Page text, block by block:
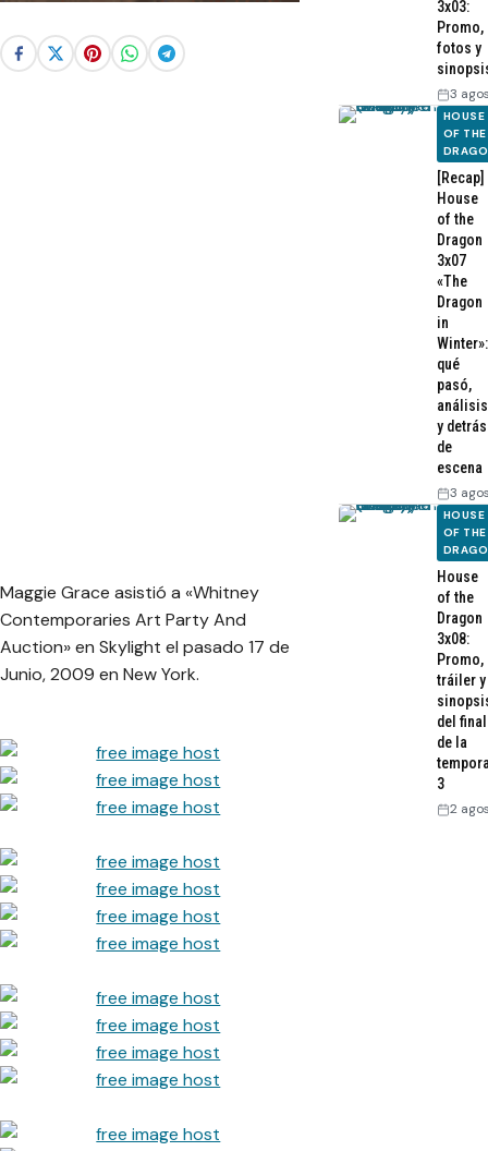
Maggie Grace asistió a «Whitney
Contemporaries Art Party And
Auction» en Skylight el pasado 17 de
Junio, 2009 en New York.
3x03:
Promo,
fotos y
3
HOUSE
OF THE
[Recap]
House
of the
Dragon
3x07
«The
Dragon
in
Winter»:
qué
pasó,
análisis
y detrás
de
escena
3
HOUSE
OF THE
House
of the
Dragon
3x08:
Promo,
tráiler y
del final
de la
3
2